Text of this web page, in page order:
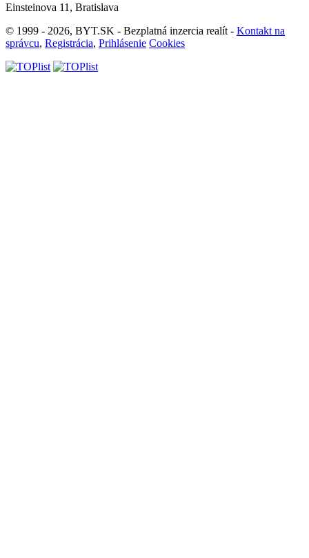
Einsteinova 11, Bratislava
© 1999 - 2026, BYT.SK - Bezplatná inzercia realít - Kontakt na
správcu, Registrácia, Prihlásenie Cookies